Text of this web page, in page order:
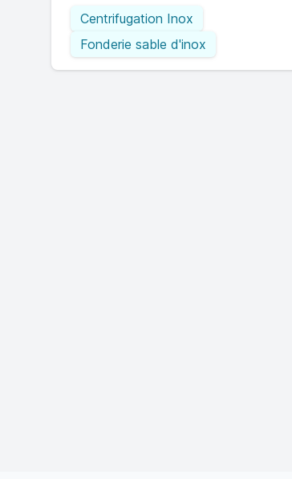
Centrifugation Inox
Fonderie sable d'inox